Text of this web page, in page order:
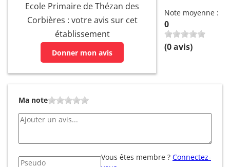
Ecole Primaire de Thézan des
Corbières : votre avis sur cet
établissement
Donner mon avis
Note moyenne :
0
(0avis)
Ma note
Vous êtes membre ? Connectez-